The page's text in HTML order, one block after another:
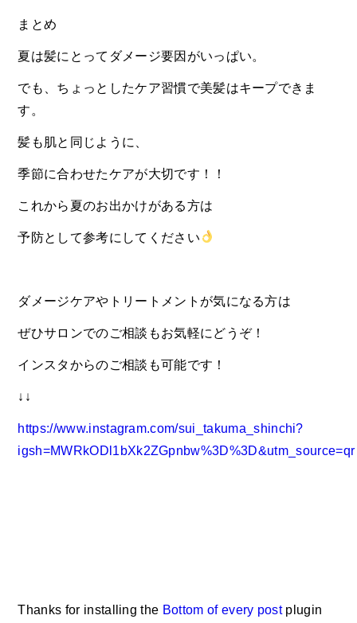
まとめ
夏は髪にとってダメージ要因がいっぱい。
でも、ちょっとしたケア習慣で美髪はキープできま
す。
髪も肌と同じように、
季節に合わせたケアが大切です！！
これから夏のお出かけがある方は
予防として参考にしてください
ダメージケアやトリートメントが気になる方は
ぜひサロンでのご相談もお気軽にどうぞ！
インスタからのご相談も可能です！
↓↓
https://www.instagram.com/sui_takuma_shinchi?
igsh=MWRkODl1bXk2ZGpnbw%3D%3D&utm_source=qr
Thanks for installing the Bottom of every postplugin